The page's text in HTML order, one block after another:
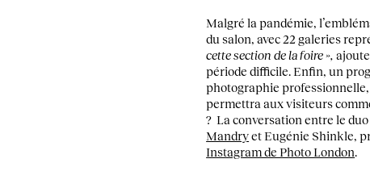
Malgré la pandémie,
du salon, avec 22 galeries
cette section de la foire »,
période difficile. Enfin, un
photographie professionnelle,
permettra aux visiteurs
? La conversation entre le
Mandryet Eugénie Shinkle,
Instagram de Photo London.